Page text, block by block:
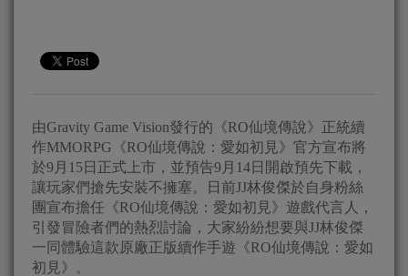
由Gravity Game Vision發行的《RO仙境傳說》正統續
作MMORPG《RO仙境傳說：愛如初見》官方宣布將
於9月15日正式上市，並預告9月14日開啟預先下載，
讓玩家們搶先安裝不擁塞。日前JJ林俊傑於自身粉絲
團宣布擔任《RO仙境傳說：愛如初見》遊戲代言人，
引發冒險者們的熱烈討論，大家紛紛想要與JJ林俊傑
一同體驗這款原廠正版續作手遊《RO仙境傳說：愛如
初見》。